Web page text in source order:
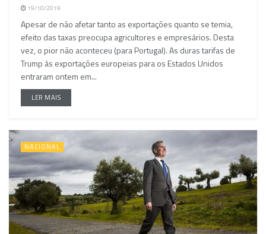
19/10/2019
Apesar de não afetar tanto as exportações quanto se temia,
efeito das taxas preocupa agricultores e empresários. Desta
vez, o pior não aconteceu (para Portugal). As duras tarifas de
Trump às exportações europeias para os Estados Unidos
entraram ontem em...
LER MAIS
NACIONAL